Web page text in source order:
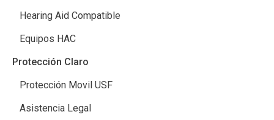
Hearing Aid Compatible
Equipos HAC
Protección Claro
Protección Movil USF
Asistencia Legal